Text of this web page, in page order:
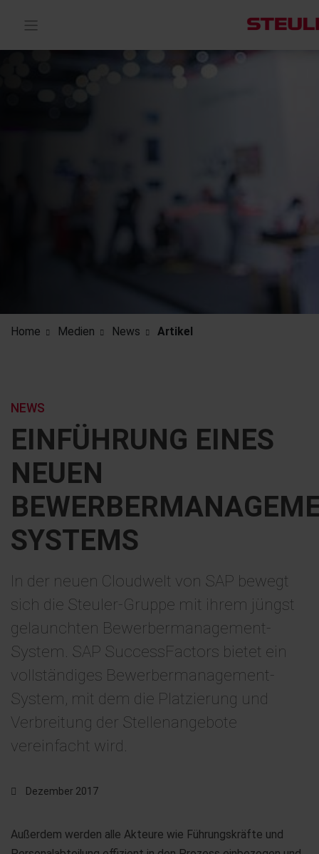
Home Medien News Artikel
EINFÜHRUNG EINES
NEUEN
SYSTEMS
NEWS
In der neuen Cloudwelt von SAP bewegt
sich die Steuler-Gruppe mit ihrem jüngst
gelaunchten Bewerbermanagement-
System. SAP SuccessFactors bietet ein
vollständiges Bewerbermanagement-
System, mit dem die Platzierung und
Verbreitung der Stellenangebote
vereinfacht wird.
Dezember 2017
Außerdem werden alle Akteure wie Führungskräfte und